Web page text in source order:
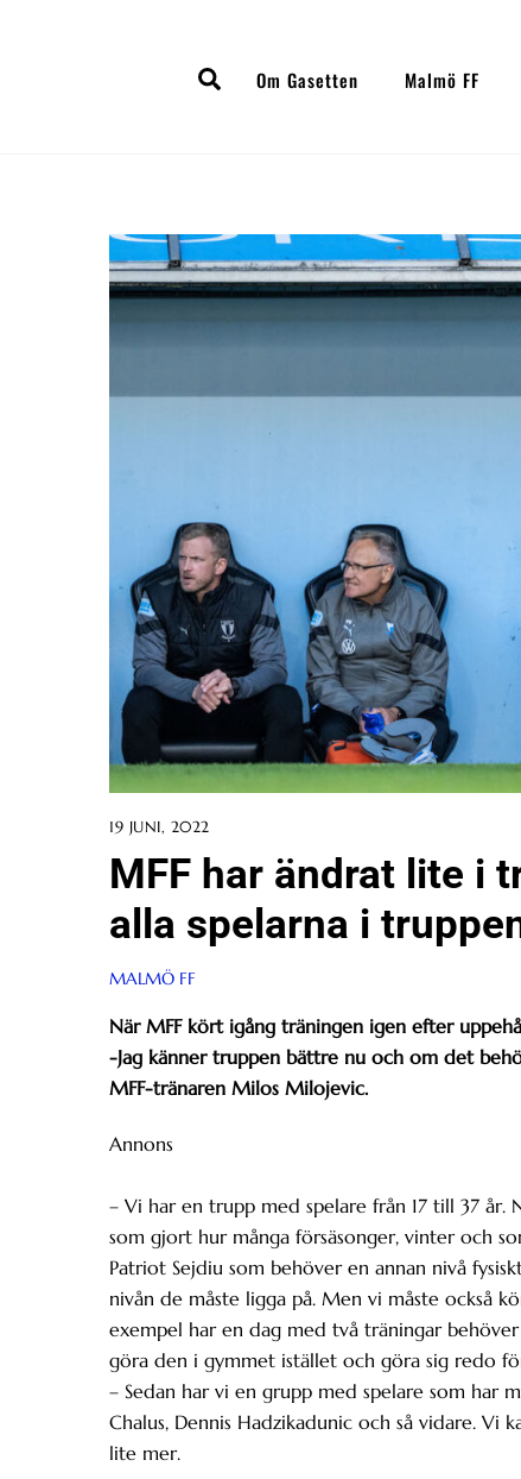
SearchOm Gasetten Malmö FF
19 JUNI, 2022
MFF har ändrat lite i
alla spelarna i
MALMÖ FF
När MFF kört igång träningen igen efter
-Jag känner truppen bättre nu och om det
MFF-tränaren Milos Milojevic.
Annons
– Vi har en trupp med spelare från 17 till 37
som gjort hur många försäsonger, vinter och
Patriot Sejdiu som behöver en annan nivå
nivån de måste ligga på. Men vi måste också
exempel har en dag med två träningar
göra den i gymmet istället och göra sig redo
– Sedan har vi en grupp med spelare som har
Chalus, Dennis Hadzikadunic och så vidare. Vi
lite mer.